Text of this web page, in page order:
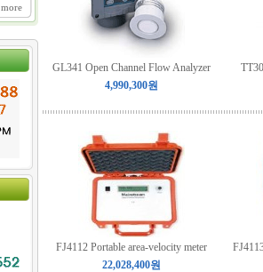
more
GL341 Open Channel Flow Analyzer
4,990,300원
FJ4112 Portable area-velocity meter
22,028,400원